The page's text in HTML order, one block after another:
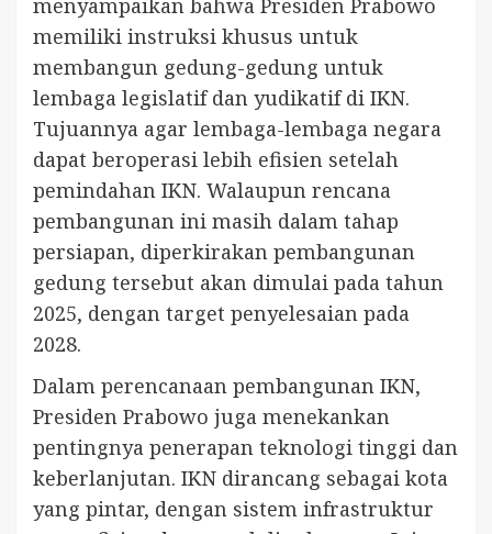
menyampaikan bahwa Presiden Prabowo
memiliki instruksi khusus untuk
membangun gedung-gedung untuk
lembaga legislatif dan yudikatif di IKN.
Tujuannya agar lembaga-lembaga negara
dapat beroperasi lebih efisien setelah
pemindahan IKN. Walaupun rencana
pembangunan ini masih dalam tahap
persiapan, diperkirakan pembangunan
gedung tersebut akan dimulai pada tahun
2025, dengan target penyelesaian pada
2028.
Dalam perencanaan pembangunan IKN,
Presiden Prabowo juga menekankan
pentingnya penerapan teknologi tinggi dan
keberlanjutan. IKN dirancang sebagai kota
yang pintar, dengan sistem infrastruktur